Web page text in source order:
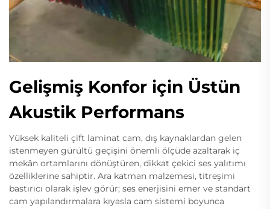
Gelişmiş Konfor için Üstün
Akustik Performans
Yüksek kaliteli çift laminat cam, dış kaynaklardan gelen
istenmeyen gürültü geçişini önemli ölçüde azaltarak iç
mekân ortamlarını dönüştüren, dikkat çekici ses yalıtımı
özelliklerine sahiptir. Ara katman malzemesi, titreşimi
bastırıcı olarak işlev görür; ses enerjisini emer ve standart
cam yapılandırmalara kıyasla cam sistemi boyunca